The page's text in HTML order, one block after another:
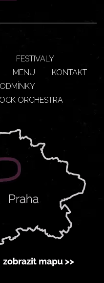
FESTIVALY
MENU
KONTAKT
ORCHESTRA